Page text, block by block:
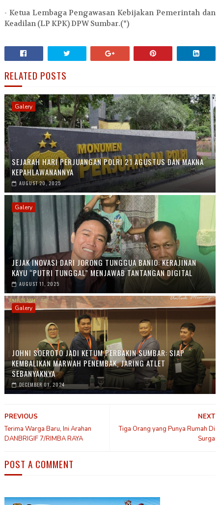
- Ketua Lembaga Pengawasan Kebijakan Pemerintah dan
Keadilan (LP KPK) DPW Sumbar.(*)
RELATED POSTS
Galery
SEJARAH HARI PERJUANGAN POLRI 21 AGUSTUS DAN MAKNA
KEPAHLAWANANNYA
AUGUST 20, 2025
Galery
JEJAK INOVASI DARI JORONG TUNGGUA BANIO: KERAJINAN
KAYU “PUTRI TUNGGAL” MENJAWAB TANTANGAN DIGITAL
AUGUST 11, 2025
Galery
JOHNI SOEROTO JADI KETUM PERBAKIN SUMBAR: SIAP
KEMBALIKAN MARWAH PENEMBAK, JARING ATLET
SEBANYAKNYA
DECEMBER 01, 2024
NEXT
Tiga Orang yang Punya Rumah Di
Surga
PREVIOUS
Terima Warga Baru, Ini Arahan
DANBRIGIF 7/RIMBA RAYA
POST A COMMENT